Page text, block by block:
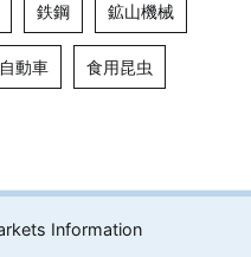
鉄鋼 鉱山機械
動車 食用昆虫
Information